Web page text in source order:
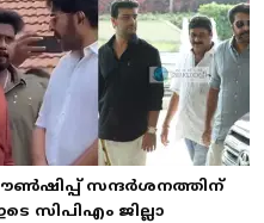
സന്ദർശനത്തിന്
സിപിഎം ജില്ലാ